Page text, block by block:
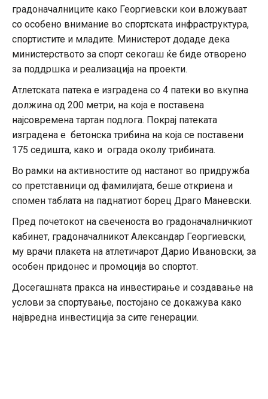
градоначалниците како Георгиевски кои вложуваат
со особено внимание во спортската инфраструктура,
спортистите и младите. Министерот додаде дека
министерството за спорт секогаш ќе биде отворено
за поддршка и реализација на проекти.
Атлетската патека е изградена со 4 патеки во вкупна
должина од 200 метри, на која е поставена
најсовремена тартан подлога. Покрај патеката
изградена е бетонска трибина на која се поставени
175 седишта, како и ограда околу трибината.
Во рамки на активностите од настанот во придружба
со претставници од фамилијата, беше откриена и
спомен таблата на паднатиот борец Драго Маневски.
Пред почетокот на свеченоста во градоначалничкиот
кабинет, градоначалникот Александар Георгиевски,
му врачи плакета на атлетичарот Дарио Ивановски, за
особен придонес и промоција во спортот.
Досегашната пракса на инвестирање и создавање на
услови за спортување, постојано се докажува како
највредна инвестиција за сите генерации.